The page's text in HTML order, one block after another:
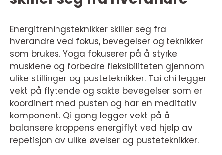
Energitreningsteknikker skiller seg fra
hverandre ved fokus, bevegelser og teknikker
som brukes. Yoga fokuserer på å styrke
musklene og forbedre fleksibiliteten gjennom
ulike stillinger og pusteteknikker. Tai chi legger
vekt på flytende og sakte bevegelser som er
koordinert med pusten og har en meditativ
komponent. Qi gong legger vekt på å
balansere kroppens energiflyt ved hjelp av
repetisjon av ulike øvelser og pusteteknikker.